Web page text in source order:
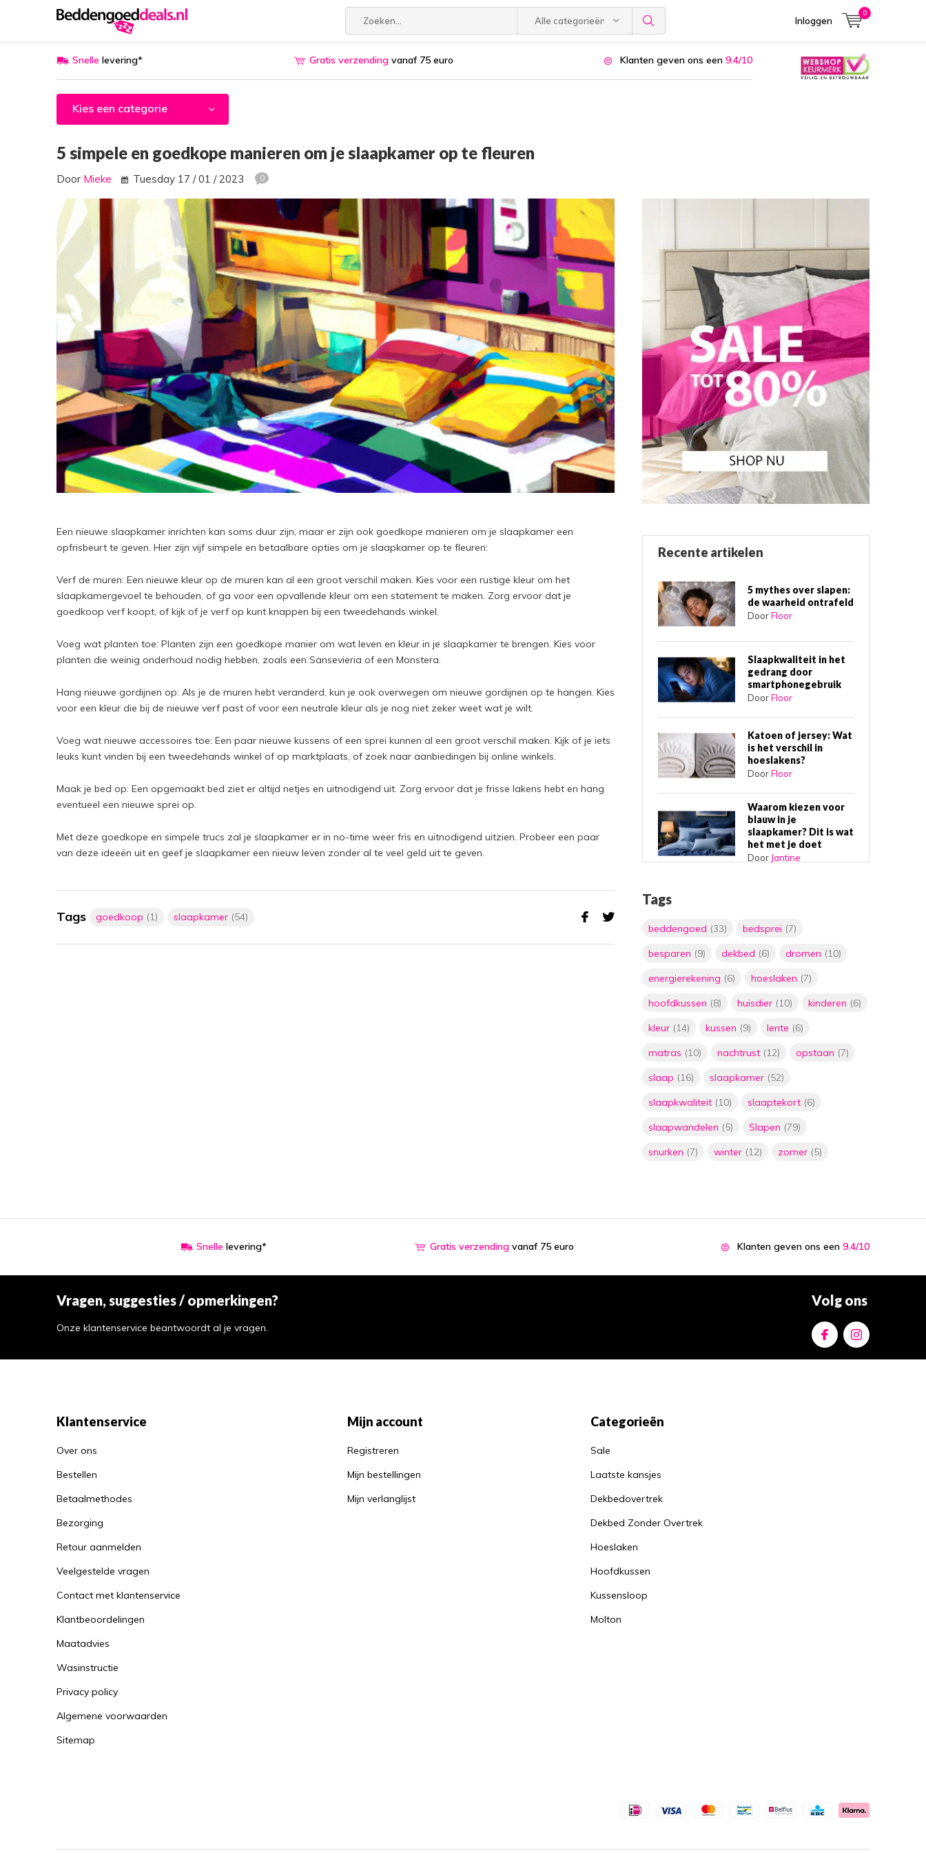
Alle categorieën Inloggen
0
Snelle levering* Gratis verzending vanaf 75 euro Klanten geven ons een 9.4/10
Kies een categorie
5 simpele en goedkope manieren om je slaapkamer op te fleuren
Door Mieke Tuesday 17 / 01 / 2023 0
Een nieuwe slaapkamer inrichten kan soms duur zijn, maar er zijn ook goedkope manieren om je slaapkamer een
opfrisbeurt te geven. Hier zijn vijf simpele en betaalbare opties om je slaapkamer op te fleuren:
Verf de muren: Een nieuwe kleur op de muren kan al een groot verschil maken. Kies voor een rustige kleur om het
slaapkamergevoel te behouden, of ga voor een opvallende kleur om een statement te maken. Zorg ervoor dat je
goedkoop verf koopt, of kijk of je verf op kunt knappen bij een tweedehands winkel.
Voeg wat planten toe: Planten zijn een goedkope manier om wat leven en kleur in je slaapkamer te brengen. Kies voor
planten die weinig onderhoud nodig hebben, zoals een Sansevieria of een Monstera.
Hang nieuwe gordijnen op: Als je de muren hebt veranderd, kun je ook overwegen om nieuwe gordijnen op te hangen. Kies
voor een kleur die bij de nieuwe verf past of voor een neutrale kleur als je nog niet zeker weet wat je wilt.
Voeg wat nieuwe accessoires toe: Een paar nieuwe kussens of een sprei kunnen al een groot verschil maken. Kijk of je iets
leuks kunt vinden bij een tweedehands winkel of op marktplaats, of zoek naar aanbiedingen bij online winkels.
Maak je bed op: Een opgemaakt bed ziet er altijd netjes en uitnodigend uit. Zorg ervoor dat je frisse lakens hebt en hang
eventueel een nieuwe sprei op.
Met deze goedkope en simpele trucs zal je slaapkamer er in no-time weer fris en uitnodigend uitzien. Probeer een paar
van deze ideeën uit en geef je slaapkamer een nieuw leven zonder al te veel geld uit te geven.
Tags goedkoop (1) slaapkamer (54)
Recente artikelen
5 mythes over slapen:
de waarheid ontrafeld
DoorFloor
Slaapkwaliteit in het
gedrang door
smartphonegebruik
DoorFloor
Katoen of jersey: Wat
is het verschil in
hoeslakens?
DoorFloor
Waarom kiezen voor
blauw in je
slaapkamer? Dit is wat
het met je doet
Door Jantine
DoorFloor
voor stress en
verzwaringsdekens
besparen door het
thermostaat met
DoorFloor
De ultieme gids voor
het kiezen van de
perfecte matras:
kan helpen bij het
nekklachten
Waarom je altijd een
matrasbeschermer
moet gebruiken: de
voordelen op een
Tags
beddengoed (33) bedsprei (7)
besparen (9) dekbed (6) dromen (10)
energierekening (6) hoeslaken (7)
hoofdkussen (8) huisdier (10) kinderen (6)
kleur (14) kussen (9) lente (6)
matras (10) nachtrust (12) opstaan (7)
slaap (16) slaapkamer (52)
slaapkwaliteit (10) slaaptekort (6)
slaapwandelen (5) Slapen (79)
snurken (7) winter (12) zomer (5)
Snelle levering* Gratis verzending vanaf 75 euro Klanten geven ons een 9.4/10
Vragen, suggesties / opmerkingen?
Onze klantenservice beantwoordt al je vragen.
Volg ons
Klantenservice
Over ons
Bestellen
Betaalmethodes
Bezorging
Retour aanmelden
Veelgestelde vragen
Contact met klantenservice
Klantbeoordelingen
Maatadvies
Wasinstructie
Privacy policy
Algemene voorwaarden
Sitemap
Mijn account
Registreren
Mijn bestellingen
Mijn verlanglijst
Categorieën
Sale
Laatste kansjes
Dekbedovertrek
Dekbed Zonder Overtrek
Hoeslaken
Hoofdkussen
Kussensloop
Molton